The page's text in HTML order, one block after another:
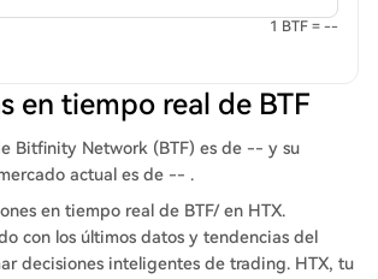
1 BTF = --
en tiempo real de BTF
Bitfinity Network (BTF) es de -- y su
actual es de -- .
en tiempo real de BTF/ en HTX.
con los últimos datos y tendencias del
decisiones inteligentes de trading. HTX, tu